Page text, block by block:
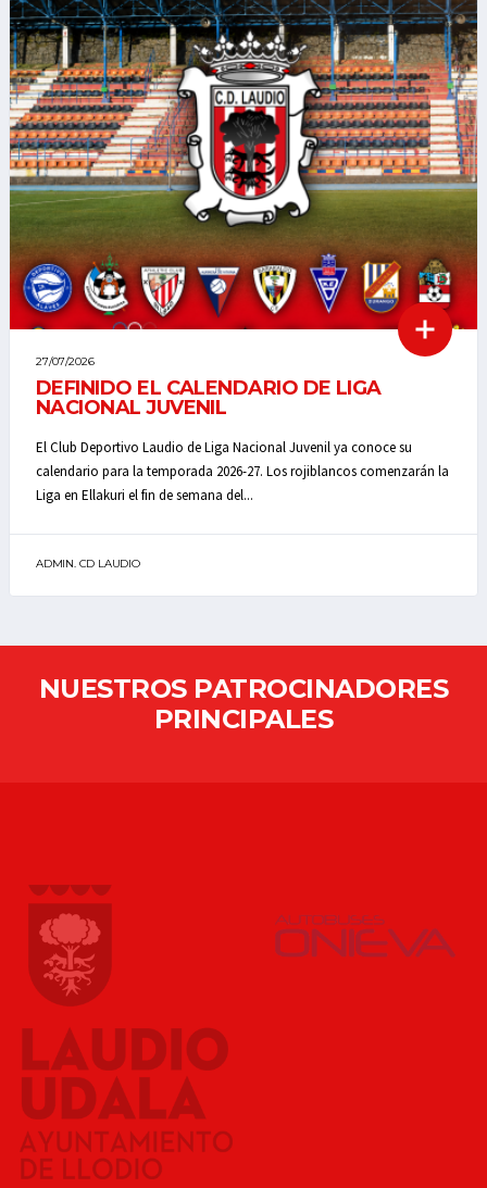
27/07/2026
DEFINIDO EL CALENDARIO DE LIGA
NACIONAL JUVENIL
El Club Deportivo Laudio de Liga Nacional Juvenil ya conoce su
calendario para la temporada 2026-27. Los rojiblancos comenzarán la
Liga en Ellakuri el fin de semana del...
ADMIN. CD LAUDIO
NUESTROS PATROCINADORES
PRINCIPALES